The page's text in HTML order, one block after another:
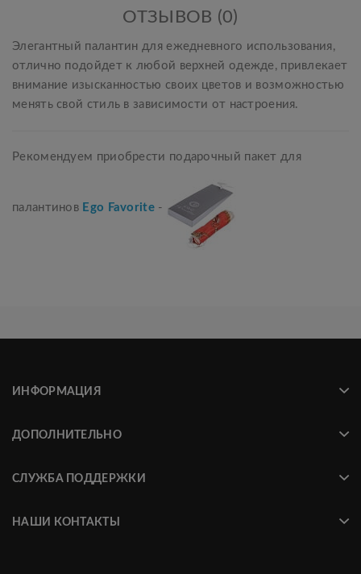
ОТЗЫВОВ (0)
Элегантный палантин для ежедневного использования,
отлично подойдет к любой верхней одежде, привлекает
внимание изысканностью своих цветов и возможностью
менять свой стиль в зависимости от настроения.
Рекомендуем приобрести подарочный пакет для
палантинов Ego Favorite-
ИНФОРМАЦИЯ
ДОПОЛНИТЕЛЬНО
СЛУЖБА ПОДДЕРЖКИ
НАШИ КОНТАКТЫ